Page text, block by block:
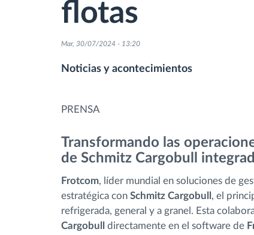
Gestión de combustible
conductor
Descubrir todas las características
flotas
Mar, 30/07/2024 - 13:20
Noticias y acontecimientos
PRENSA
Transformando las
de Schmitz Cargobull
Frotcom, líder mundial en soluciones de
estratégica con Schmitz Cargobull , el
refrigerada, general y a granel. Esta
Cargobull
directamente en el software de